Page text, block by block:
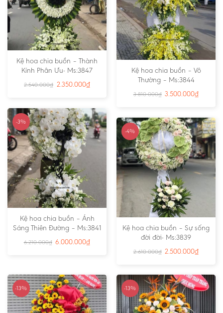
Kệ hoa chia buồn – Thành
Kính Phân Ưu- Ms:3847
2.540.000₫ 2.350.000₫
Kệ hoa chia buồn – Vô
Thường – Ms:3844
3.810.000₫ 3.500.000₫
-3%
Kệ hoa chia buồn – Ánh
Sáng Thiên Đường – Ms:3841
6.210.000₫ 6.000.000₫
-4%
Kệ hoa chia buồn – Sự sống
đời đời- Ms:3839
2.610.000₫ 2.500.000₫
-13% -13%